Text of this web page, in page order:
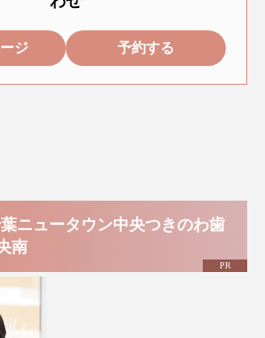
ジ 予約する
ニュータウン中央つきのわ歯
南